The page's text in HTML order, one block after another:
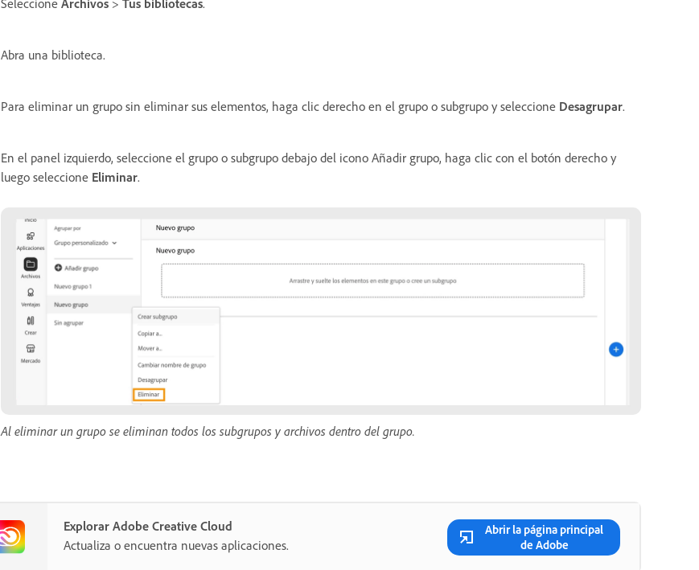
Seleccione Archivos > Tus bibliotecas.
Abra una biblioteca.
Para eliminar un grupo sin eliminar sus elementos, haga clic derecho en el grupo o subgrupo y seleccione Desagrupar.
En el panel izquierdo, seleccione el grupo o subgrupo debajo del icono Añadir grupo, haga clic con el botón derecho y
luego seleccione Eliminar.
Al eliminar un grupo se eliminan todos los subgrupos y archivos dentro del grupo.
Explorar Adobe Creative Cloud
Actualiza o encuentra nuevas aplicaciones.
Abrir la página principal
de Adobe